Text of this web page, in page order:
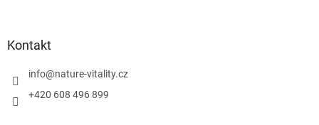
Kontakt
info@nature-vitality.cz
+420 608 496 899